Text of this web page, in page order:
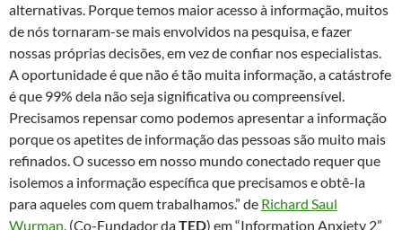
alternativas. Porque temos maior acesso à informação, muitos
de nós tornaram-se mais envolvidos na pesquisa, e fazer
nossas próprias decisões, em vez de confiar nos especialistas.
A oportunidade é que não é tão muita informação, a catástrofe
é que 99% dela não seja significativa ou compreensível.
Precisamos repensar como podemos apresentar a informação
porque os apetites de informação das pessoas são muito mais
refinados. O sucesso em nosso mundo conectado requer que
isolemos a informação específica que precisamos e obtê-la
para aqueles com quem trabalhamos.” de Richard Saul
Wurman, (Co-Fundador daTED) em “Information Anxiety 2”